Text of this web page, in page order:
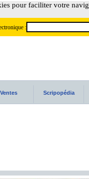
pour faciliter votre
:
Ventes Scripopédia